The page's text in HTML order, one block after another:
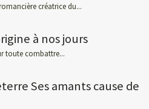
créatrice du...
à nos jours
toute combattre...
Ses amants cause de